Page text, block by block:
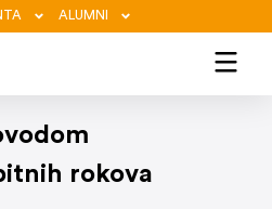
ALUMNI
rokova